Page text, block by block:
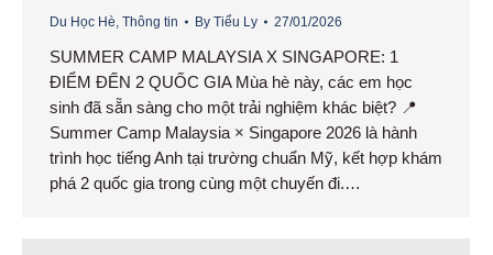
Du Học Hè Thông tin By Tiểu Ly 27/01/2026
SUMMER CAMP MALAYSIA X SINGAPORE: 1
ĐIỂM ĐẾN 2 QUỐC GIA Mùa hè này, các em học
sinh đã sẵn sàng cho một trải nghiệm khác biệt? 📍
Summer Camp Malaysia × Singapore 2026 là hành
trình học tiếng Anh tại trường chuẩn Mỹ, kết hợp khám
phá 2 quốc gia trong cùng một chuyến đi.…